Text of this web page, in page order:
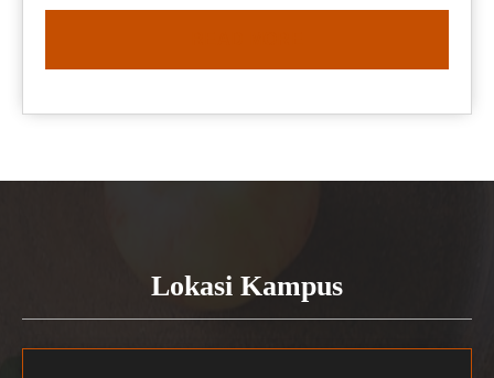
Lokasi Kampus